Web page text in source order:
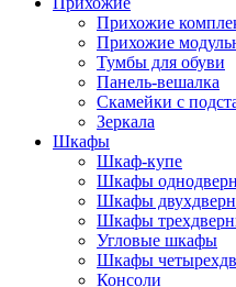
Прихожие
Прихожие
Тумбы для обуви
Панель-вешалка
Скамейки с
Зеркала
Шкафы
Шкаф-купе
Шкафы
Шкафы
Шкафы
Угловые шкафы
Шкафы
Консоли